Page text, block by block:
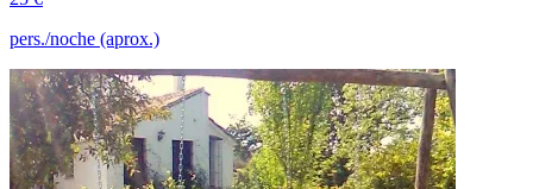
pers./noche (aprox.)